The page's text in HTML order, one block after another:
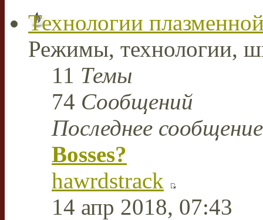
Технологии
Режимы, технологии,
11 Темы
74 Сообщений
Последнее сообщение
Bosses?
hawrdstrack
14 апр 2018, 07:43